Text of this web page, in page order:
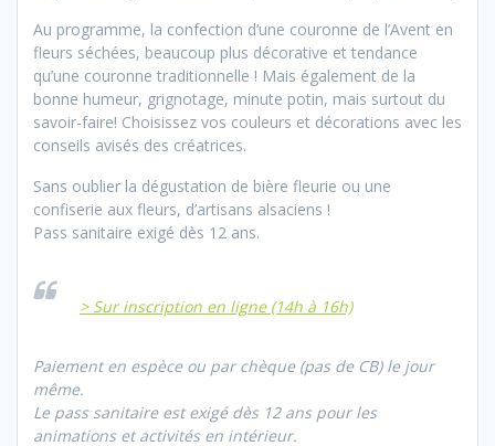
Au programme, la confection d’une couronne de l’Avent en
fleurs séchées, beaucoup plus décorative et tendance
qu’une couronne traditionnelle ! Mais également de la
bonne humeur, grignotage, minute potin, mais surtout du
savoir-faire! Choisissez vos couleurs et décorations avec les
conseils avisés des créatrices.
Sans oublier la dégustation de bière fleurie ou une
confiserie aux fleurs, d’artisans alsaciens !
Pass sanitaire exigé dès 12 ans.
> Sur inscription en ligne (14h à 16h)
Paiement en espèce ou par chèque (pas de CB) le jour
même.
Le pass sanitaire est exigé dès 12 ans pour les
animations et activités en intérieur.